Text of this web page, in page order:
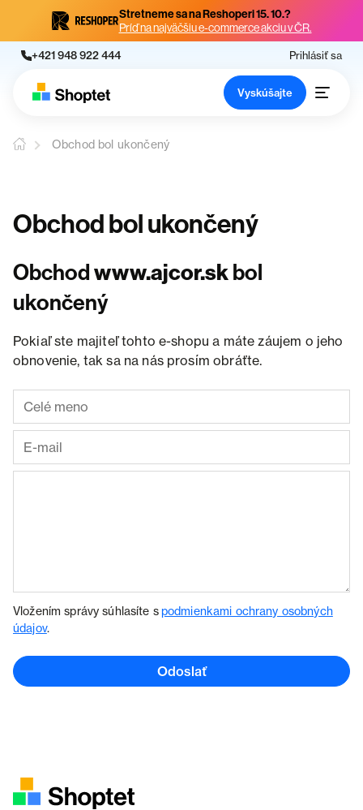
Stretneme sa na Reshoperi 15. 10.?
Príď na najväčšiu e-commerce akciu v ČR.
+421 948 922 444 Prihlásiť sa
Vyskúšajte
Obchod bol ukončený
Obchod bol ukončený
Obchodwww.ajcor.skbol
ukončený
Pokiaľ ste majiteľ tohto e-shopu a máte záujem o jeho
obnovenie, tak sa na nás prosím obráťte.
Vložením správy súhlasíte spodmienkami ochrany osobných
údajov.
Odoslať